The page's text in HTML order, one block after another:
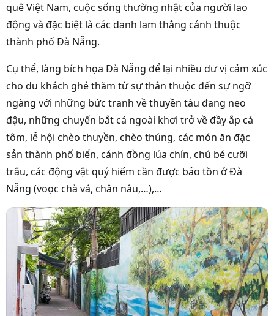
quê Việt Nam, cuộc sống thường nhật của người lao
động và đặc biệt là các danh lam thắng cảnh thuộc
thành phố Đà Nẵng.
Cụ thể, làng bích họa Đà Nẵng để lại nhiều dư vị cảm xúc
cho du khách ghé thăm từ sự thân thuộc đến sự ngỡ
ngàng với những bức tranh về thuyền tàu đang neo
đậu, những chuyến bắt cá ngoài khơi trở về đầy ắp cá
tôm, lễ hội chèo thuyền, chèo thúng, các món ăn đặc
sản thành phố biển, cánh đồng lúa chín, chú bé cưỡi
trâu, các động vật quý hiếm cần được bảo tồn ở Đà
Nẵng (voọc chà vá, chân nâu,…),…